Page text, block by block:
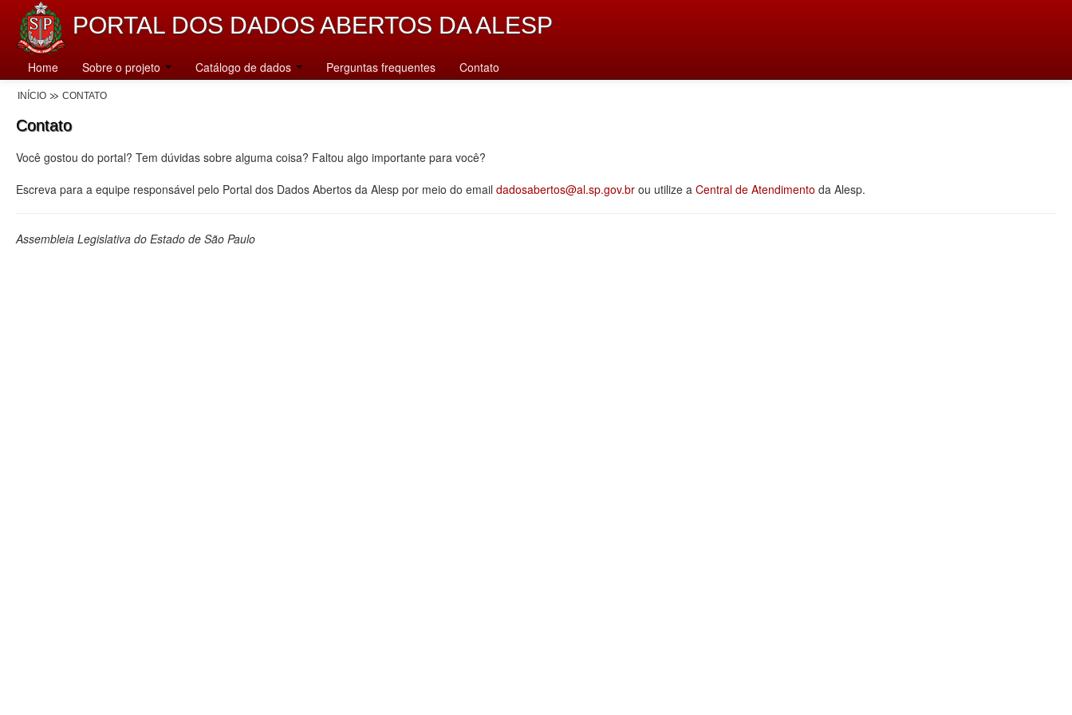
PORTAL DOS DADOS ABERTOS DA ALESP
Home Sobre o projeto Catálogo de dados Perguntas frequentes Contato
INÍCIO CONTATO
Contato
Você gostou do portal? Tem dúvidas sobre alguma coisa? Faltou algo importante para você?
Escreva para a equipe responsável pelo Portal dos Dados Abertos da Alesp por meio do email dadosabertos@al.sp.gov.br ou utilize a Central de Atendimento da Alesp.
Assembleia Legislativa do Estado de São Paulo